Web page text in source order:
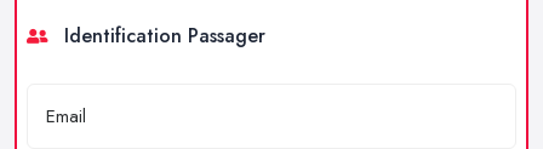
Identification Passager